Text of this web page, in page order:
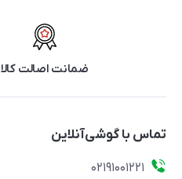
ضمانت اصالت کالا
تماس با گوشی‌آنلاین
۰۲۱91001221